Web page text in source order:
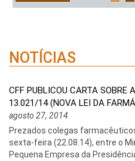
NOTÍCIAS
CFF PUBLICOU CARTA SOBRE
13.021/14 (NOVA LEI DA
agosto 27, 2014
Prezados colegas
sexta-feira (22.08.14), entre o
Pequena Empresa da